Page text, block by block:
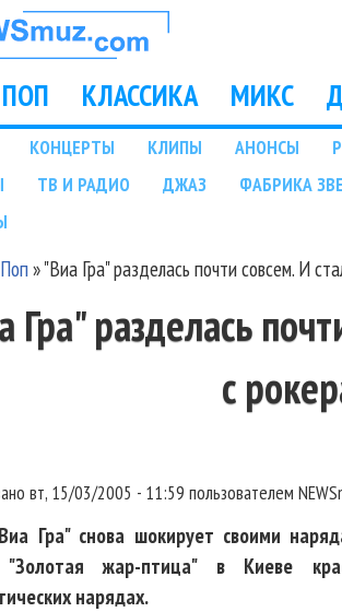
И
menu
ПОП КЛАССИКА МИКС
КОНЦЕРТЫ КЛИПЫ АНОНСЫ
ТВ И РАДИО ДЖАЗ ФАБРИКА
Поп»"Виа Гра" разделась почти совсем. И
Гра" разделась
с
вт, 15/03/2005 - 11:59 пользователем
Гра" снова шокирует своими
жар-птица" в Киеве
нарядах.